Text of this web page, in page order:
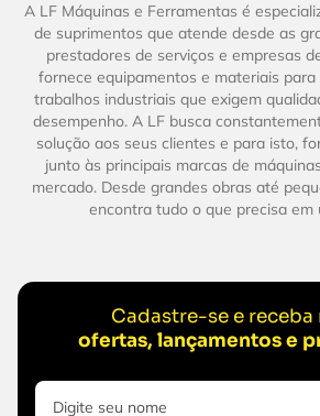
A LF Máquinas e Ferramentas é
de suprimentos que atende desde as
prestadores de serviços e empresas
fornece equipamentos e materiais
trabalhos industriais que exigem
desempenho. A LF busca
solução aos seus clientes e para isto,
junto às principais marcas de
mercado. Desde grandes obras até
encontra tudo o que precisa em
Cadastre-se e receba
ofertas, lançamentos e